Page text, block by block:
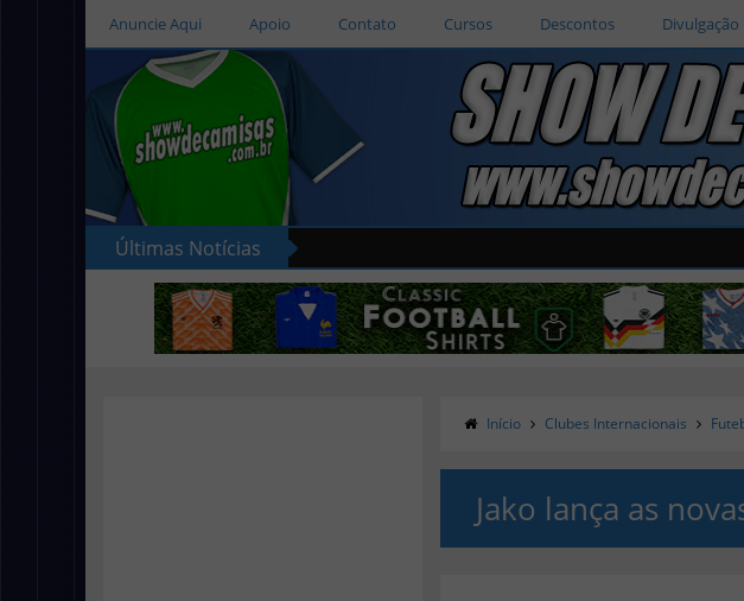
Anuncie Aqui Apoio Contato Cursos Descontos Divulgação
Últimas Notícias
Início Clubes Internacionais
Jako lança as